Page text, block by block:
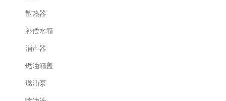
散热器
补偿水箱
消声器
燃油箱盖
燃油泵